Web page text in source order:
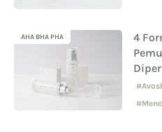
AHA BHA PHA
4